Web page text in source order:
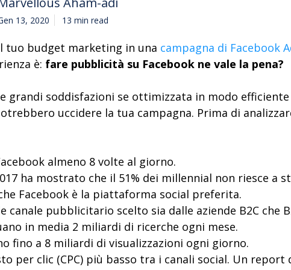
13, 2020 13 min read
tuo budget marketing in una campagna di Facebook
è: fare pubblicità su Facebook ne vale la pena?
grandi soddisfazioni se ottimizzata in modo
uccidere la tua campagna. Prima di
almeno 8 volte al giorno.
ha mostrato che il 51% dei millennial non riesce a
Facebook è la piattaforma social preferita.
canale pubblicitario scelto sia dalle aziende B2C che
in media 2 miliardi di ricerche ogni mese.
fino a 8 miliardi di visualizzazioni ogni giorno.
per clic (CPC) più basso tra i canali social. Un